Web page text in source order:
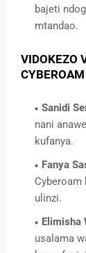
bajeti
mtandao.
VIDOKEZO
CYBEROAM
Sanidi
nani
kufanya.
Fanya
ulinzi.
Elimisha
usalama